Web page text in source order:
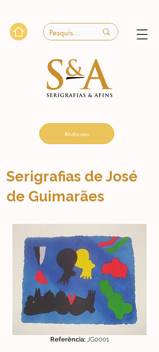
#ArtLovers
Serigrafias de José
de Guimarães
Referência:JG0001